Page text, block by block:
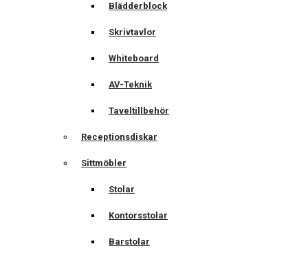
Blädderblock
Skrivtavlor
Whiteboard
AV-Teknik
Taveltillbehör
Receptionsdiskar
Sittmöbler
Stolar
Kontorsstolar
Barstolar